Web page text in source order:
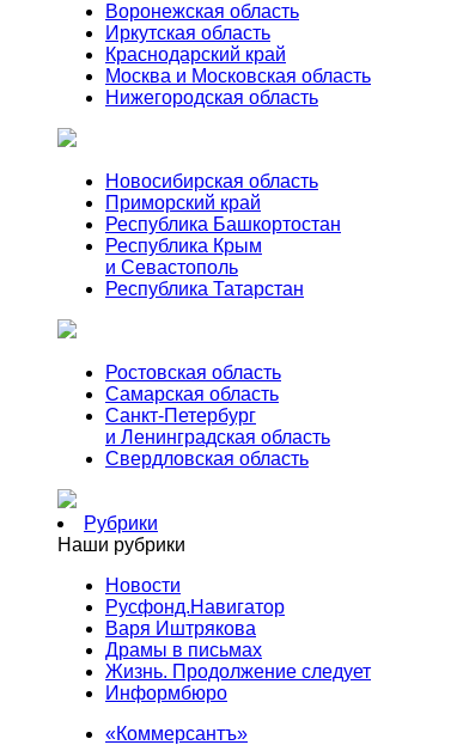
Воронежская область
Иркутская область
Краснодарский край
Москва и Московская область
Нижегородская область
Новосибирская область
Приморский край
Республика Башкортостан
Республика Крым
и Севастополь
Республика Татарстан
Ростовская область
Самарская область
Санкт-Петербург
и Ленинградская область
Свердловская область
Рубрики
Наши рубрики
Новости
Русфонд.Навигатор
Варя Иштрякова
Драмы в письмах
Жизнь. Продолжение следует
Информбюро
«Коммерсантъ»